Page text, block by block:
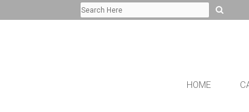
HOME